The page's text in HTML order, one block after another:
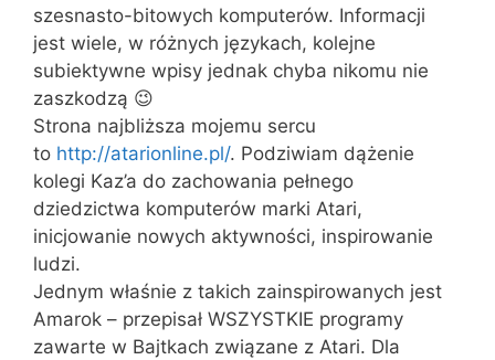
szesnasto-bitowych komputerów. Informacji
jest wiele, w różnych językach, kolejne
subiektywne wpisy jednak chyba nikomu nie
zaszkodzą 😉
Strona najbliższa mojemu sercu
to http://atarionline.pl/. Podziwiam dążenie
kolegi Kaz’a do zachowania pełnego
dziedzictwa komputerów marki Atari,
inicjowanie nowych aktywności, inspirowanie
ludzi.
Jednym właśnie z takich zainspirowanych jest
Amarok – przepisał WSZYSTKIE programy
zawarte w Bajtkach związane z Atari. Dla